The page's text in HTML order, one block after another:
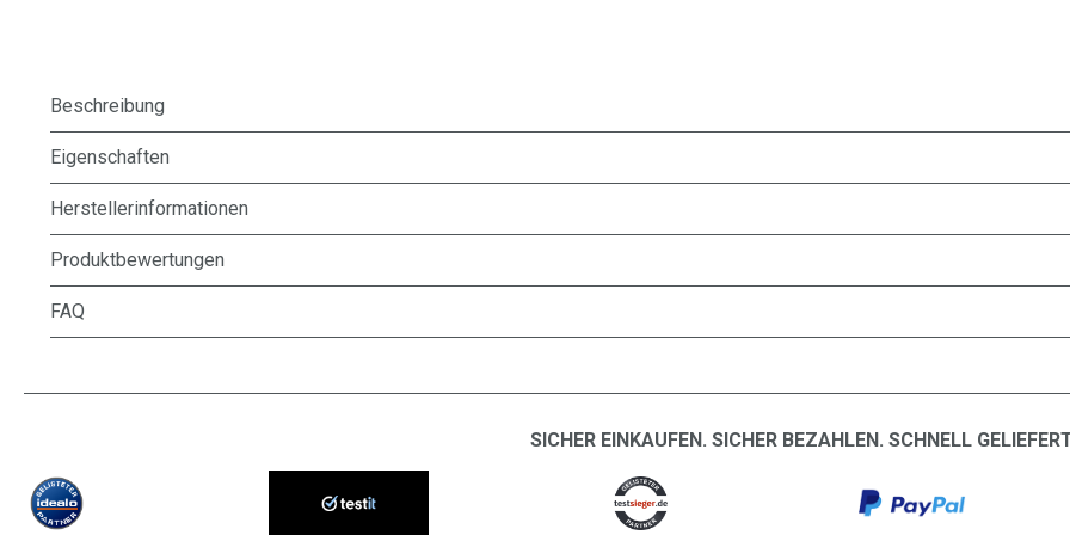
Beschreibung
Eigenschaften
Herstellerinformationen
Produktbewertungen
FAQ
SICHER EINKAUFEN. SICHER BEZAHLEN. SCHNELL